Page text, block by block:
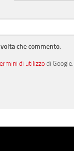
che commento.
di utilizzodi Google.